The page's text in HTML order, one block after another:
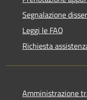
Segnalazione
Leggi le FAQ
Richiesta
Amministrazione